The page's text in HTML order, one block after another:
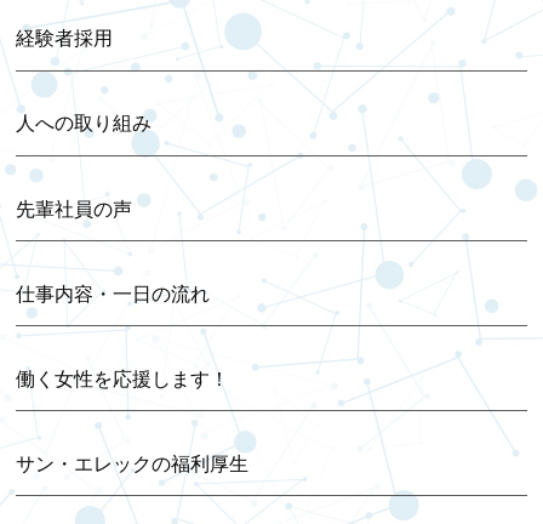
2024年10月 (1)
2024年09月 (1)
2024年08月 (1)
2024年07月 (1)
2024年06月 (1)
2024年04月 (1)
2023年12月 (1)
経験者採用
人への取り組み
先輩社員の声
仕事内容・一日の流れ
働く女性を応援します！
サン・エレックの福利厚生